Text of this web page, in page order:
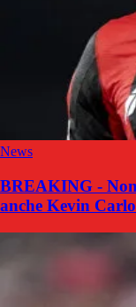
News
BREAKING -
anche Kevin